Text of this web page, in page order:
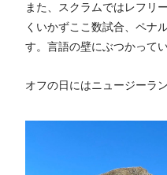
また、スクラムではレフリ
くいかずここ数試合、ペナ
す。言語の壁にぶつかって
オフの日にはニュージーラ